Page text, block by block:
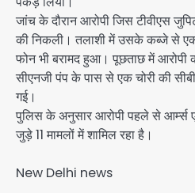
जांच के दौरान आरोपी जिस टीवीएस
की निकली। तलाशी में उसके कब्जे से एक
फोन भी बरामद हुआ। पूछताछ में आरोपी
सीएनजी पंप के पास से एक चोरी की
गई।
पुलिस के अनुसार आरोपी पहले से आर्म्स
जुड़े 11 मामलों में शामिल रहा है।
New Delhi news